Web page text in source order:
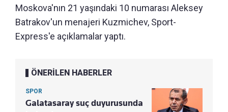
Moskova'nın 21 yaşındaki 10 numarası Aleksey
Batrakov'un menajeri Kuzmichev, Sport-
Express'e açıklamalar yaptı.
ÖNERİLEN HABERLER
SPOR
Galatasaray suç duyurusunda